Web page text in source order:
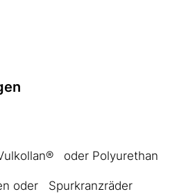
oder Polyurethan
oder Spurkranzräder